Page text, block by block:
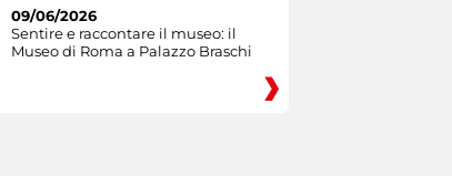
09/06/2026
Sentire e raccontare il museo: il
Museo di Roma a Palazzo Braschi